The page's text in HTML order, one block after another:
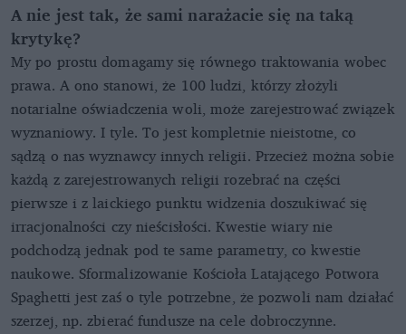
A nie jest tak, że sami narażacie się na taką
krytykę?
My po prostu domagamy się równego traktowania wobec
prawa. A ono stanowi, że 100 ludzi, którzy złożyli
notarialne oświadczenia woli, może zarejestrować związek
wyznaniowy. I tyle. To jest kompletnie nieistotne, co
sądzą o nas wyznawcy innych religii. Przecież można sobie
każdą z zarejestrowanych religii rozebrać na części
pierwsze i z laickiego punktu widzenia doszukiwać się
irracjonalności czy nieścisłości. Kwestie wiary nie
podchodzą jednak pod te same parametry, co kwestie
naukowe. Sformalizowanie Kościoła Latającego Potwora
Spaghetti jest zaś o tyle potrzebne, że pozwoli nam działać
szerzej, np. zbierać fundusze na cele dobroczynne.